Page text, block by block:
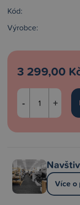
Kód:
Výrobce:
3 299,00
- +
Více o